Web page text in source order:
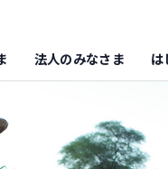
法人のみなさま は